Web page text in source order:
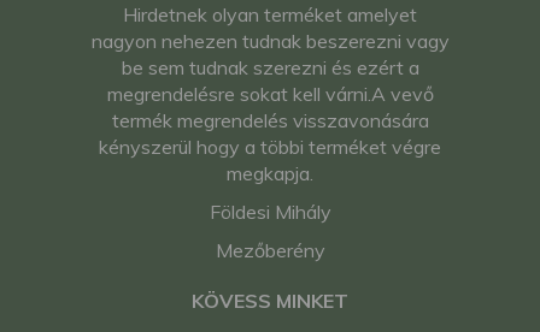
Hirdetnek olyan terméket amelyet
nagyon nehezen tudnak beszerezni vagy
be sem tudnak szerezni és ezért a
megrendelésre sokat kell várni.A vevő
termék megrendelés visszavonására
kényszerül hogy a többi terméket végre
megkapja.
Földesi Mihály
Mezőberény
KÖVESS MINKET